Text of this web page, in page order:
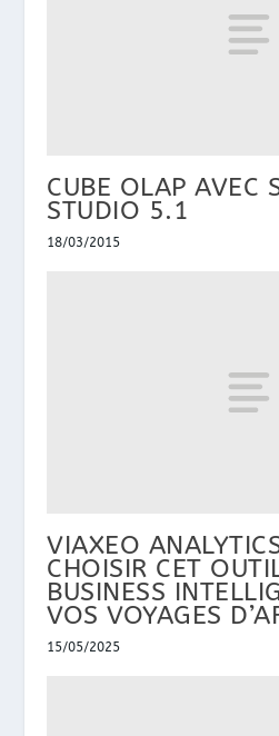
CUBE OLAP AVEC
STUDIO 5.1
18/03/2015
VIAXEO
CHOISIR CET
BUSINESS
VOS VOYAGES
15/05/2025